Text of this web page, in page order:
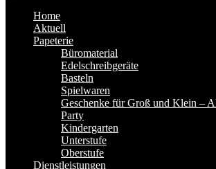
Home
Aktuell
Papeterie
Büromaterial
Edelschreibgeräte
Basteln
Spielwaren
Geschenke für Groß und Klein –
Party
Kindergarten
Unterstufe
Oberstufe
Dienstleistungen